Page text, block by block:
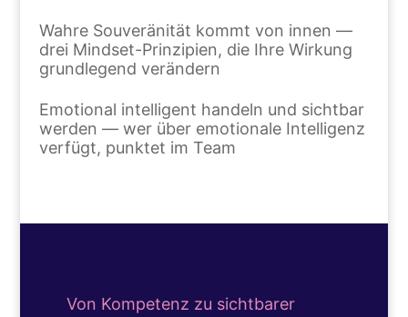
Wahre Souveränität kommt von innen —
drei Mindset-Prinzipien, die Ihre Wirkung
grundlegend verändern
Emotional intelligent handeln und sichtbar
werden — wer über emotionale Intelligenz
verfügt, punktet im Team
Von Kompetenz zu sichtbarer